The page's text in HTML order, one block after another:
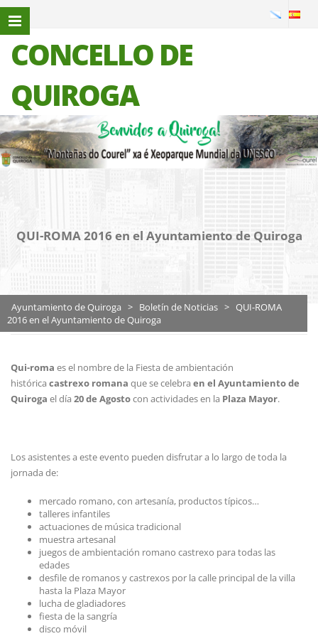
CONCELLO DE
QUIROGA
QUI-ROMA 2016 en el Ayuntamiento de Quiroga
Ayuntamiento de Quiroga > Boletín de Noticias > QUI-ROMA
2016 en el Ayuntamiento de Quiroga
Estándar 9 agosto, 2016
Qui-roma es el nombre de la Fiesta de ambientación
histórica castrexo romana que se celebra en el Ayuntamiento de
Quiroga el día 20 de Agostocon actividades en la Plaza Mayor.
Los asistentes a este evento pueden disfrutar a lo largo de toda la
jornada de:
mercado romano, con artesanía, productos típicos…
talleres infantiles
actuaciones de música tradicional
muestra artesanal
juegos de ambientación romano castrexo para todas las
edades
desfile de romanos y castrexos por la calle principal de la villa
hasta la Plaza Mayor
lucha de gladiadores
fiesta de la sangría
disco móvil